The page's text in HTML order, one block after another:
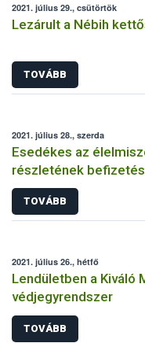
2021. július 29., csütörtök
Lezárult a Nébih
TOVÁBB
2021. július 28., szerda
Esedékes az
részletének
TOVÁBB
2021. július 26., hétfő
Lendületben a Kiváló
védjegyrendszer
TOVÁBB